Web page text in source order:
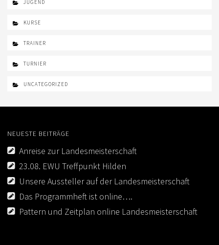
JUGEND
KURSE
TRAINER
TURNIER
UNCATEGORIZED
NEUESTE BEITRÄGE
Anreise zur Landesmeisterschaft
23.08. EWU Treffpunkt Hilden
Unsere Aussteller auf der Landesmeisterschaft
Das Programmheft ist online….
Pattern und Zeitplan online Landesmeisterschaft